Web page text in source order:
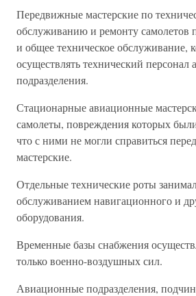
Передвижные мастерские по
обслуживанию и ремонту самолетов
и общее техническое обслуживание,
осуществлять технический персонал
подразделения.
Стационарные авиационные
самолеты, повреждения которых
что с ними не могли справиться
мастерские.
Отдельные технические роты
обслуживанием навигационного и
оборудования.
Временные базы снабжения
только военно-воздушных сил.
Авиационные подразделения,